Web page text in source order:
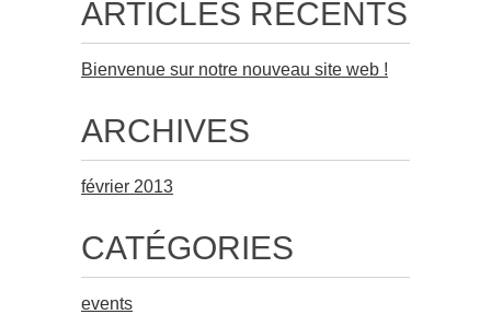
ARTICLES RÉCENTS
Bienvenue sur notre nouveau site web !
ARCHIVES
février 2013
CATÉGORIES
events